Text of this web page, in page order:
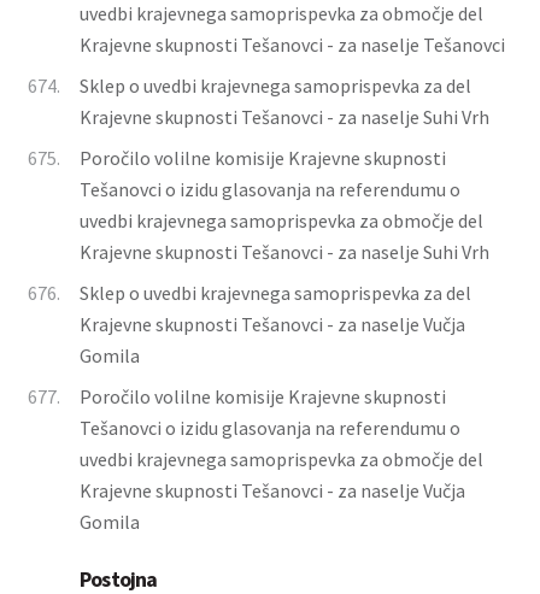
uvedbi krajevnega samoprispevka za območje del
Krajevne skupnosti Tešanovci - za naselje Tešanovci
674.
Sklep o uvedbi krajevnega samoprispevka za del
Krajevne skupnosti Tešanovci - za naselje Suhi Vrh
675.
Poročilo volilne komisije Krajevne skupnosti
Tešanovci o izidu glasovanja na referendumu o
uvedbi krajevnega samoprispevka za območje del
Krajevne skupnosti Tešanovci - za naselje Suhi Vrh
676.
Sklep o uvedbi krajevnega samoprispevka za del
Krajevne skupnosti Tešanovci - za naselje Vučja
Gomila
677.
Poročilo volilne komisije Krajevne skupnosti
Tešanovci o izidu glasovanja na referendumu o
uvedbi krajevnega samoprispevka za območje del
Krajevne skupnosti Tešanovci - za naselje Vučja
Gomila
Postojna